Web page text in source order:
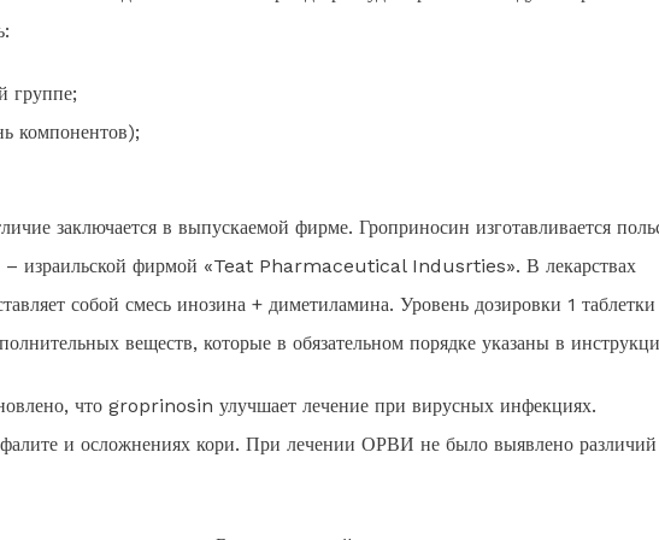
группе;
компонентов);
заключается в выпускаемой фирме. Гроприносин изготавливается
израильской фирмой «Teat Pharmaceutical Indusrties». В лекарствах
собой смесь инозина + диметиламина. Уровень дозировки 1 таблетки
веществ, которые в обязательном порядке указаны в
что groprinosin улучшает лечение при вирусных инфекциях.
и осложнениях кори. При лечении ОРВИ не было выявлено различий